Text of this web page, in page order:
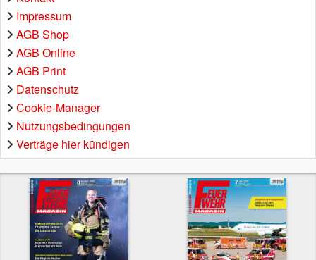
Impressum
AGB Shop
AGB Online
AGB Print
Datenschutz
Cookie-Manager
Nutzungsbedingungen
Verträge hier kündigen